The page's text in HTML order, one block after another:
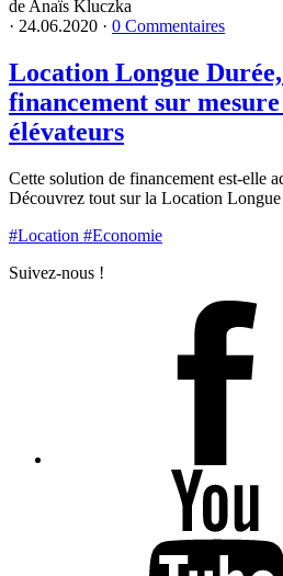
de Anaïs Kluczka
· 24.06.2020 · 0 Commentaires
Location Longue
financement sur
élévateurs
Cette solution de financement est-elle
Découvrez tout sur la Location
#Location #Economie
Suivez-nous !